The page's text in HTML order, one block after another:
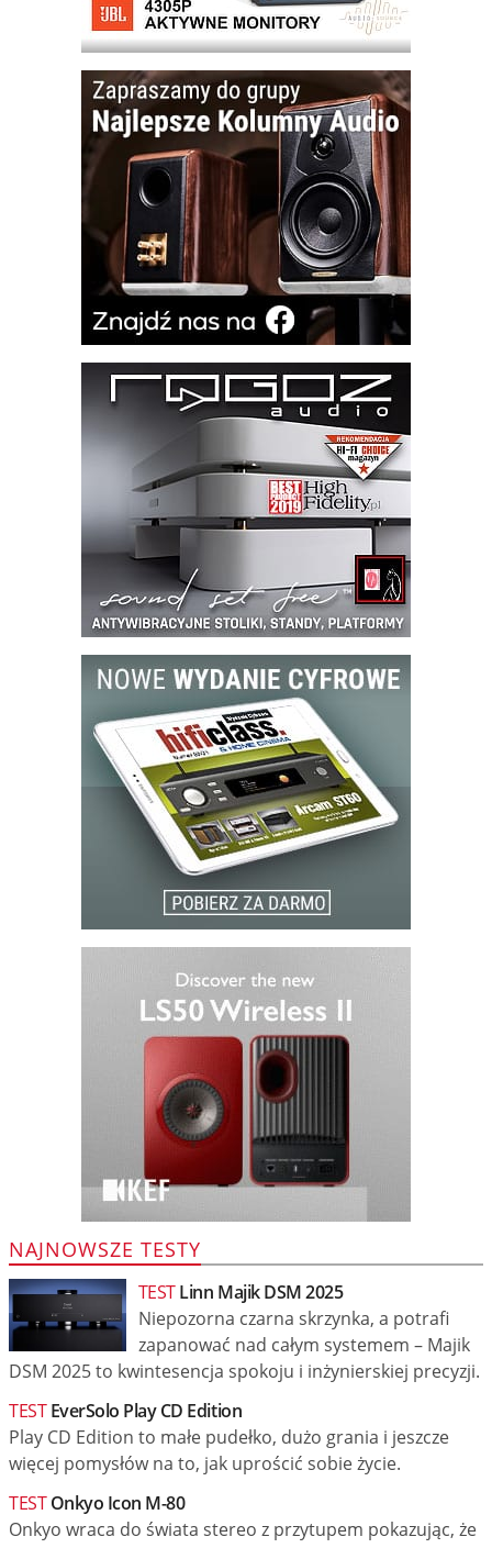
NAJNOWSZE TESTY
TESTLinn Majik DSM 2025
Niepozorna czarna skrzynka, a potrafi
zapanować nad całym systemem – Majik
DSM 2025 to kwintesencja spokoju i inżynierskiej precyzji.
TESTEverSolo Play CD Edition
Play CD Edition to małe pudełko, dużo grania i jeszcze
więcej pomysłów na to, jak uprościć sobie życie.
TESTOnkyo Icon M-80
Onkyo wraca do świata stereo z przytupem pokazując, że